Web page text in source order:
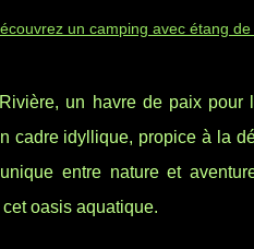
un camping avec étang de
un havre de paix
cadre idyllique, propice à la
entre nature et
oasis aquatique.